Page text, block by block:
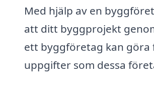
Med hjälp av en
att ditt byggprojekt
ett byggföretag kan göra
uppgifter som dessa